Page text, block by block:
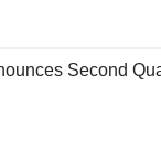
Second